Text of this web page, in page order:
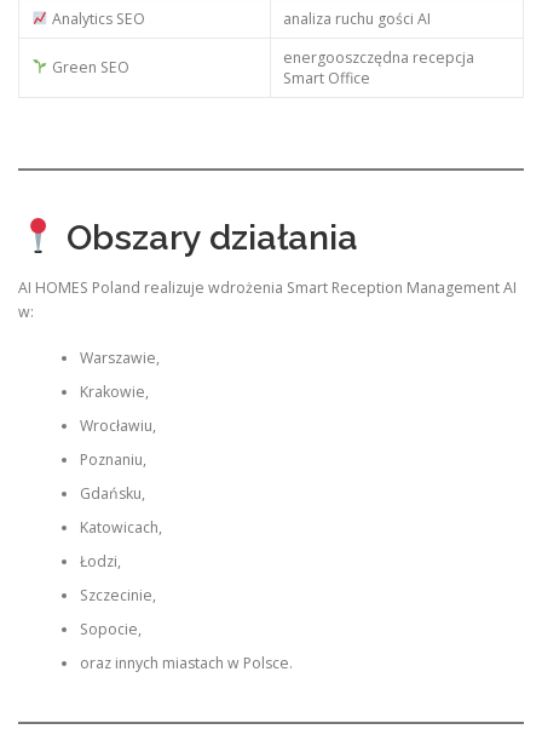
Analytics SEO
analiza ruchu gości AI
Green SEO
energooszczędna recepcja
Smart Office
Obszary działania
AI HOMES Poland realizuje wdrożenia Smart Reception Management AI
w:
Warszawie,
Krakowie,
Wrocławiu,
Poznaniu,
Gdańsku,
Katowicach,
Łodzi,
Szczecinie,
Sopocie,
oraz innych miastach w Polsce.